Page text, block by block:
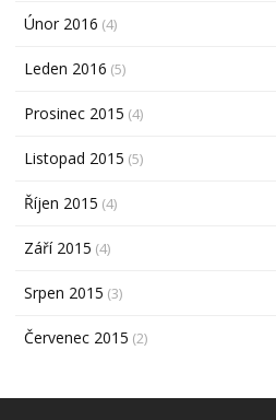
Únor 2016 (4)
Leden 2016 (5)
Prosinec 2015 (4)
Listopad 2015 (5)
Říjen 2015 (4)
Září 2015 (4)
Srpen 2015 (3)
Červenec 2015 (2)